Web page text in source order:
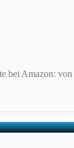
bei Amazon: von